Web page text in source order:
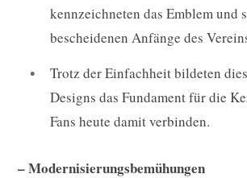
kennzeichneten das Emblem und
bescheidenen Anfänge des
Trotz der Einfachheit bildeten
Designs das Fundament für die
Fans heute damit verbinden.
– Modernisierungsbemühungen